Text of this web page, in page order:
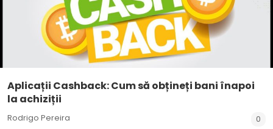
Aplicații Cashback: Cum să obțineți bani înapoi
la achiziții
Rodrigo Pereira 0